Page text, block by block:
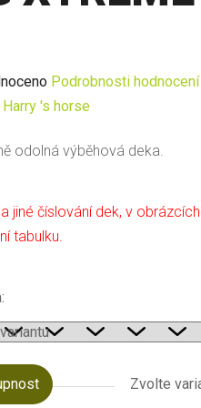
Podrobnosti hodnocení
Harry 's horse
odolná výběhová deka.
jiné číslování dek, v
tabulku.
Zvolte